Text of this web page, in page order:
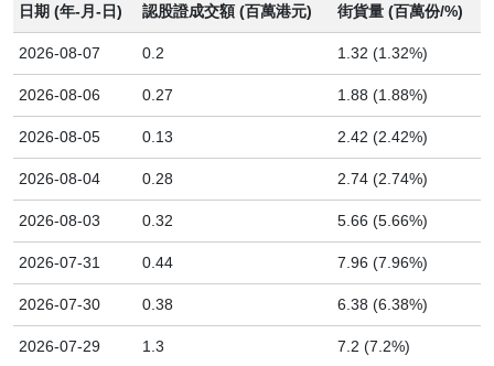
日期 (年-月-日) 認股證成交額 (百萬港元) 街貨量 (百萬份/%)
2026-08-07 0.2 1.32 (1.32%)
2026-08-06 0.27 1.88 (1.88%)
2026-08-05 0.13 2.42 (2.42%)
2026-08-04 0.28 2.74 (2.74%)
2026-08-03 0.32 5.66 (5.66%)
2026-07-31 0.44 7.96 (7.96%)
2026-07-30 0.38 6.38 (6.38%)
2026-07-29 1.3 7.2 (7.2%)